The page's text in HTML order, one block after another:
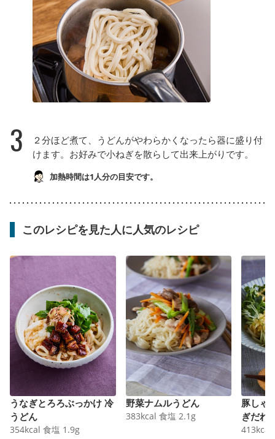
3
２分ほど煮て、うどんがやわらかくなったら器に盛り付
けます。お好みで小ねぎを散らして出来上がりです。
加熱時間は1人分の目安です。
このレシピを見た人に人気のレシピ
うなぎとろろぶっかけ 冷
うどん
354kcal 食塩 1.9g
野菜ナムルうどん
383kcal 食塩 2.1 g
豚しゃ
ぎだれ
413kcal